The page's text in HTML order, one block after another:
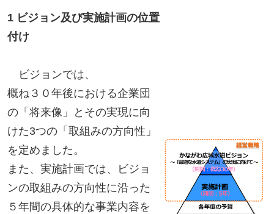
1 ビジョン及び実施計画の位置
付け
ビジョンでは、
概ね３０年後における企業団
の「将来像」とその実現に向
けた3つの「取組みの方向性」
を定めました。
また、実施計画では、ビジョ
ンの取組みの方向性に沿った
５年間の具体的な事業内容を